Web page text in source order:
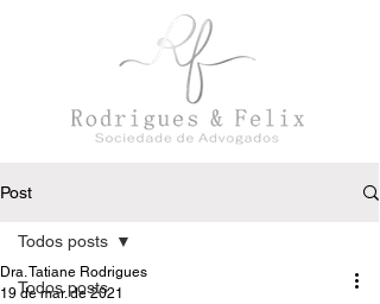
Post
Todos posts
Todos posts
Dra. Tatiane Rodrigues
19 de mar. de 2021